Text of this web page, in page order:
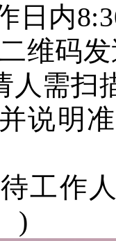
日内
维码
人需扫
说明
工作
)